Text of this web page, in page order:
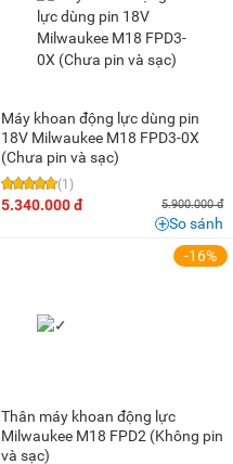
Máy khoan động lực dùng pin
18V Milwaukee M18 FPD3-0X
(Chưa pin và sạc)
(1)
5.340.000 đ 5.900.000 đ
So sánh
-16%
Thân máy khoan động lực
Milwaukee M18 FPD2 (Không pin
và sạc)